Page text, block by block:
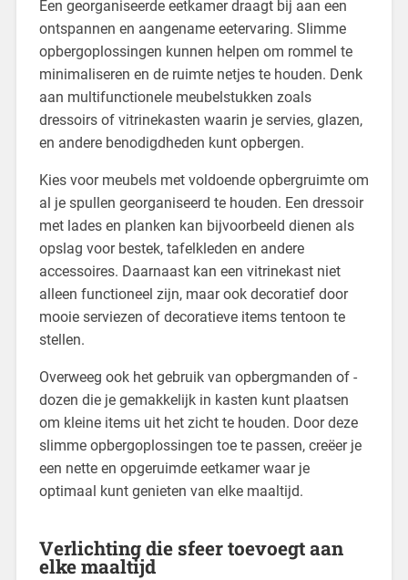
Een georganiseerde eetkamer draagt bij aan een
ontspannen en aangename eetervaring. Slimme
opbergoplossingen kunnen helpen om rommel te
minimaliseren en de ruimte netjes te houden. Denk
aan multifunctionele meubelstukken zoals
dressoirs of vitrinekasten waarin je servies, glazen,
en andere benodigdheden kunt opbergen.
Kies voor meubels met voldoende opbergruimte om
al je spullen georganiseerd te houden. Een dressoir
met lades en planken kan bijvoorbeeld dienen als
opslag voor bestek, tafelkleden en andere
accessoires. Daarnaast kan een vitrinekast niet
alleen functioneel zijn, maar ook decoratief door
mooie serviezen of decoratieve items tentoon te
stellen.
Overweeg ook het gebruik van opbergmanden of -
dozen die je gemakkelijk in kasten kunt plaatsen
om kleine items uit het zicht te houden. Door deze
slimme opbergoplossingen toe te passen, creëer je
een nette en opgeruimde eetkamer waar je
optimaal kunt genieten van elke maaltijd.
Verlichting die sfeer toevoegt aan
elke maaltijd